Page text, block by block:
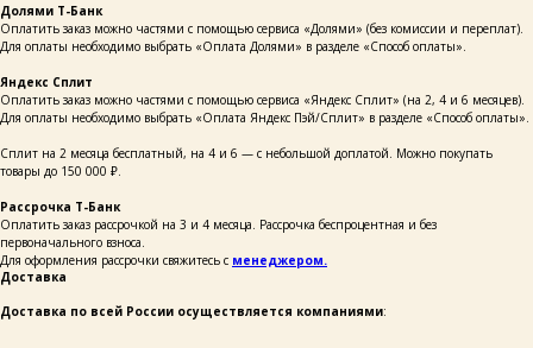
Долями Т-Банк
Оплатить заказ можно частями с помощью сервиса «Долями» (без комиссии и переплат).
Для оплаты необходимо выбрать «Оплата Долями» в разделе «Способ оплаты».
Яндекс Сплит
Оплатить заказ можно частями с помощью сервиса «Яндекс Сплит» (на 2, 4 и 6 месяцев).
Для оплаты необходимо выбрать «Оплата Яндекс Пэй/Сплит» в разделе «Способ оплаты».
Сплит на 2 месяца бесплатный, на 4 и 6 — с небольшой доплатой. Можно покупать
товары до 150 000 ₽.
Рассрочка Т-Банк
Оплатить заказ рассрочкой на 3 и 4 месяца. Рассрочка беспроцентная и без
первоначального взноса.
Для оформления рассрочки свяжитесь с менеджером.
Доставка
Доставка по всей России осуществляется компаниями: